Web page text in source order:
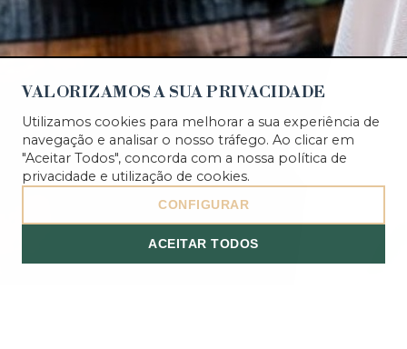
VALORIZAMOS A SUA PRIVACIDADE
Utilizamos cookies para melhorar a sua experiência de
navegação e analisar o nosso tráfego. Ao clicar em
"Aceitar Todos", concorda com a nossa política de
privacidade e utilização de cookies.
CONFIGURAR
ACEITAR TODOS